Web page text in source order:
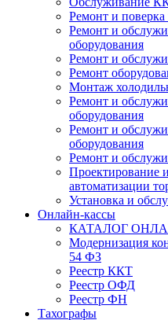
Ремонт и поверка
Ремонт и
оборудования
Ремонт и
Ремонт
Монтаж
Ремонт и
оборудования
Ремонт и
оборудования
Ремонт и
Проектирование
автоматизации
Установка и
Онлайн-кассы
КАТАЛОГ
Модернизация
54 ФЗ
Реестр ККТ
Реестр ОФД
Реестр ФН
Тахографы